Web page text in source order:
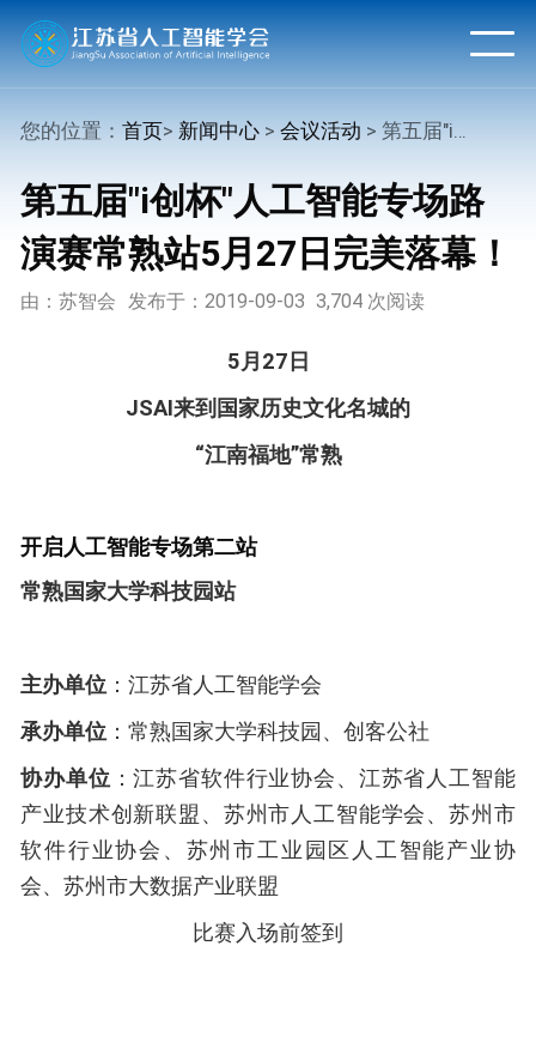
您的位置：首页> 新闻中心 >会议活动 > 第五届"i创杯"人工智能专场路演赛常熟站5月27日完美落幕！
第五届"i创杯"人工智能专场路
演赛常熟站5月27日完美落幕！
由：苏智会 发布于：2019-09-03 3,704 次阅读
5月27日
JSAI来到国家历史文化名城的
“江南福地”常熟
开启人工智能专场第二站
常熟国家大学科技园站
主办单位 ：江苏省人工智能学会
承办单位 ：常熟国家大学科技园、创客公社
协办单位 ：江苏省软件行业协会、江苏省人工智能
产业技术创新联盟、苏州市人工智能学会、苏州市
软件行业协会、苏州市工业园区人工智能产业协
会、苏州市大数据产业联盟
比赛入场前签到